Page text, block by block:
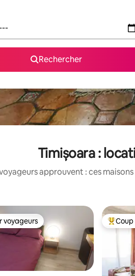
Rechercher
Timișoara :
approuvent : ces
voyageurs
voyageurs Coups